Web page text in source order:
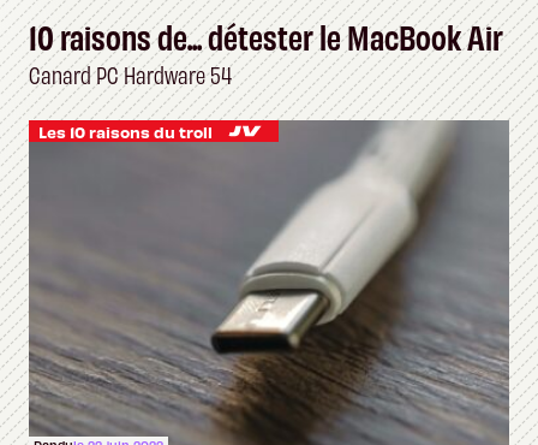
10 raisons de... détester le MacBook Air
Canard PC Hardware 54
Les 10 raisons du troll